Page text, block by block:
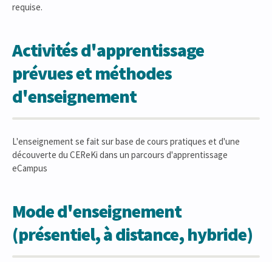
requise.
Activités d'apprentissage
prévues et méthodes
d'enseignement
L'enseignement se fait sur base de cours pratiques et d'une
découverte du CEReKi dans un parcours d'apprentissage
eCampus
Mode d'enseignement
(présentiel, à distance, hybride)